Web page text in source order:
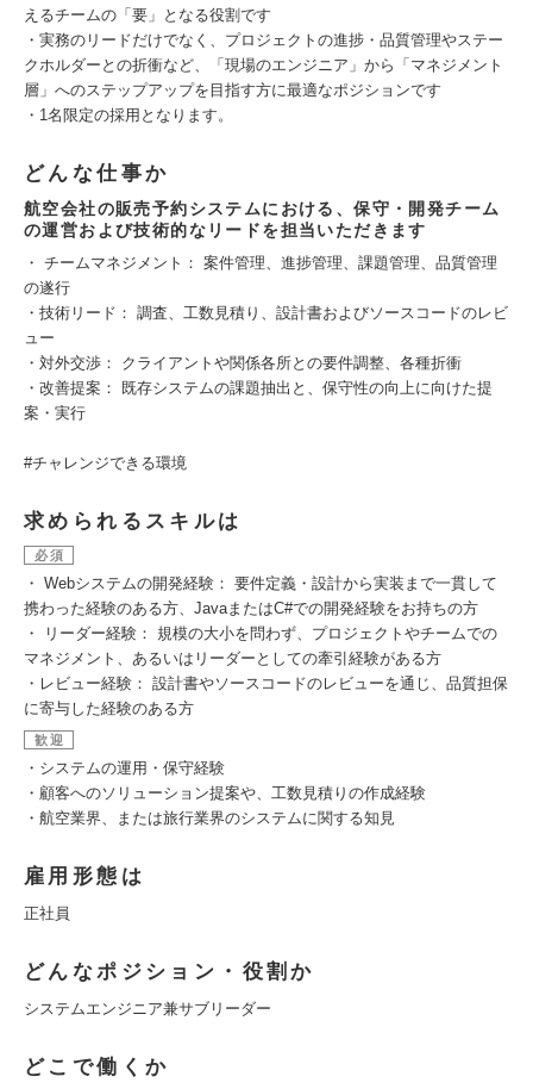
えるチームの「要」となる役割です
・実務のリードだけでなく、プロジェクトの進捗・品質管理やステー
クホルダーとの折衝など、「現場のエンジニア」から「マネジメント
層」へのステップアップを目指す方に最適なポジションです
・1名限定の採用となります。
どんな仕事か
航空会社の販売予約システムにおける、保守・開発チーム
の運営および技術的なリードを担当いただきます
・ チームマネジメント： 案件管理、進捗管理、課題管理、品質管理
の遂行
・技術リード： 調査、工数見積り、設計書およびソースコードのレビ
ュー
・対外交渉： クライアントや関係各所との要件調整、各種折衝
・改善提案： 既存システムの課題抽出と、保守性の向上に向けた提
案・実行
#チャレンジできる環境
求められるスキルは
必須
・ Webシステムの開発経験： 要件定義・設計から実装まで一貫して
携わった経験のある方、JavaまたはC#での開発経験をお持ちの方
・ リーダー経験： 規模の大小を問わず、プロジェクトやチームでの
マネジメント、あるいはリーダーとしての牽引経験がある方
・レビュー経験： 設計書やソースコードのレビューを通じ、品質担保
に寄与した経験のある方
歓迎
・システムの運用・保守経験
・顧客へのソリューション提案や、工数見積りの作成経験
・航空業界、または旅行業界のシステムに関する知見
雇用形態は
正社員
どんなポジション・役割か
システムエンジニア兼サブリーダー
どこで働くか